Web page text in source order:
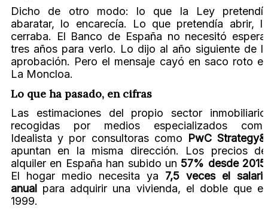
Dicho de otro modo: lo que la Ley
abaratar, lo encarecía. Lo que pretendía abrir,
cerraba. El Banco de España no necesitó
tres años para verlo. Lo dijo al año siguiente de
aprobación. Pero el mensaje cayó en saco roto
La Moncloa.
Lo que ha pasado, en cifras
Las estimaciones del propio sector
recogidas por medios especializados
Idealista y por consultoras como PwC Strategy&
apuntan en la misma dirección. Los precios
alquiler en España han subido un 57% desde 2015
El hogar medio necesita ya 7,5 veces el
anual para adquirir una vivienda, el doble que
1999.